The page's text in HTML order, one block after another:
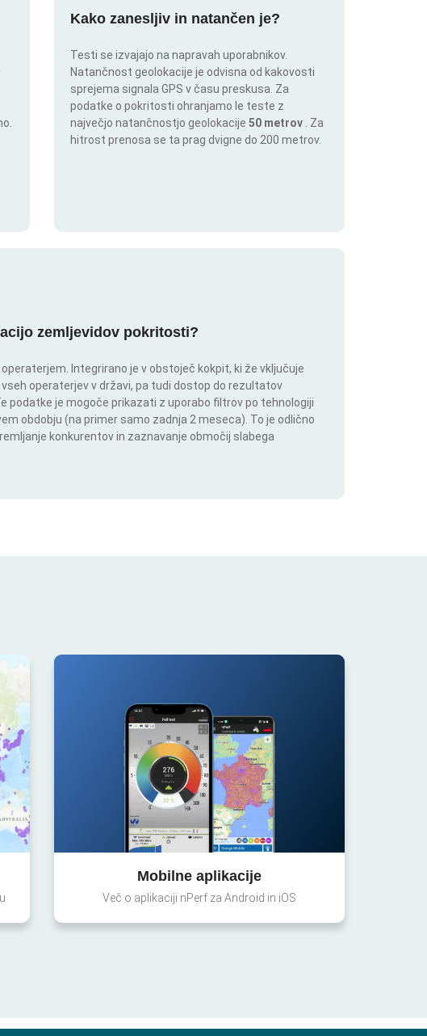
Kako zanesljiv in natančen je?
Testi se izvajajo na napravah uporabnikov.
Natančnost geolokacije je odvisna od kakovosti
sprejema signala GPS v času preskusa. Za
podatke o pokritosti ohranjamo le teste z
največjo natančnostjo geolokacije 50 metrov
. Za
hitrost prenosa se ta prag dvigne do 200 metrov.
zemljevidov pokritosti?
Integrirano je v obstoječ kokpit, ki že vključuje
operaterjev v državi, pa tudi dostop do rezultatov
podatke je mogoče prikazati z uporabo filtrov po tehnologiji
obdobju (na primer samo zadnja 2 meseca). To je odlično
konkurentov in zaznavanje območij slabega
Mobilne aplikacije
Več o aplikaciji nPerf za Android in iOS